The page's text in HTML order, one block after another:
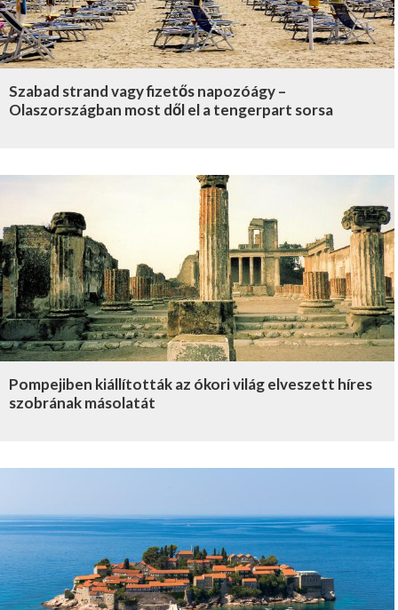
Szabad strand vagy fizetős napozóágy –
Olaszországban most dől el a tengerpart sorsa
Pompejiben kiállították az ókori világ elveszett híres
szobrának másolatát